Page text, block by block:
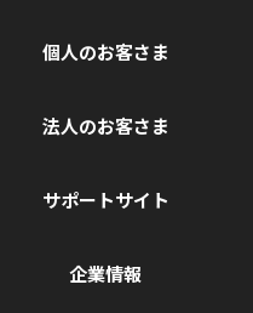
個人のお客さま
法人のお客さま
サポートサイト
企業情報